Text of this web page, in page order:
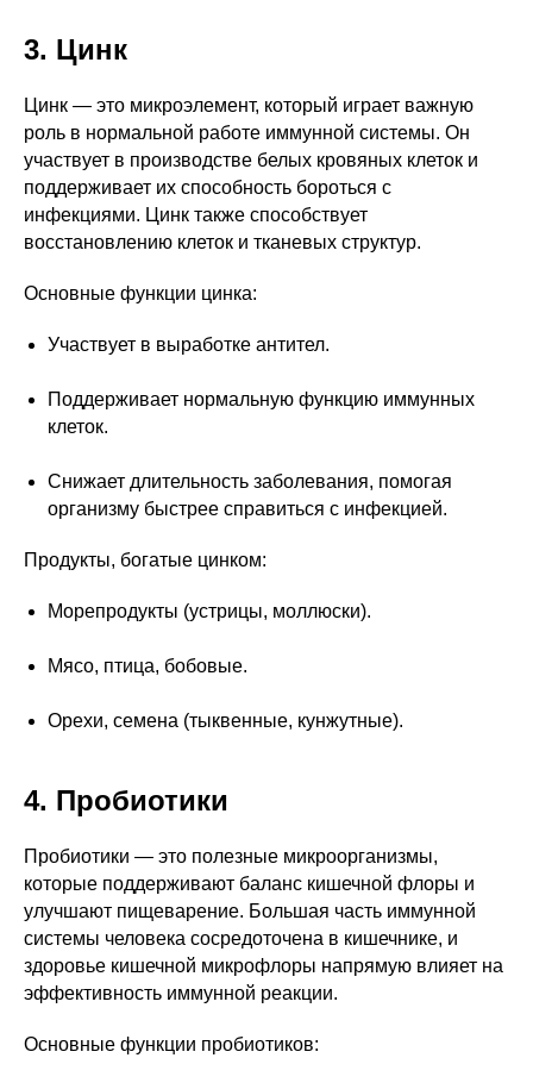
3. Цинк
Цинк — это микроэлемент, который играет важную
роль в нормальной работе иммунной системы. Он
участвует в производстве белых кровяных клеток и
поддерживает их способность бороться с
инфекциями. Цинк также способствует
восстановлению клеток и тканевых структур.
Основные функции цинка:
Участвует в выработке антител.
Поддерживает нормальную функцию иммунных
клеток.
Снижает длительность заболевания, помогая
организму быстрее справиться с инфекцией.
Продукты, богатые цинком:
Морепродукты (устрицы, моллюски).
Мясо, птица, бобовые.
Орехи, семена (тыквенные, кунжутные).
4. Пробиотики
Пробиотики — это полезные микроорганизмы,
которые поддерживают баланс кишечной флоры и
улучшают пищеварение. Большая часть иммунной
системы человека сосредоточена в кишечнике, и
здоровье кишечной микрофлоры напрямую влияет на
эффективность иммунной реакции.
Основные функции пробиотиков: